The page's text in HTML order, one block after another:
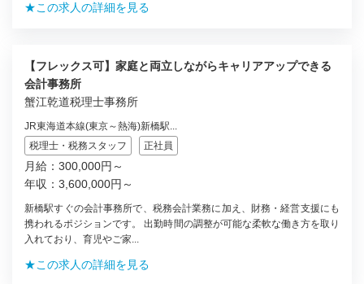
★この求人の詳細を見る
【フレックス可】家庭と両立しながらキャリアアップできる
会計事務所
蟹江乾道税理士事務所
JR東海道本線(東京～熱海)新橋駅...
税理士・税務スタッフ
正社員
月給：300,000円～
年収：3,600,000円～
新橋駅すぐの会計事務所で、税務会計業務に加え、財務・経営支援にも
携われるポジションです。 出勤時間の調整が可能な柔軟な働き方を取り
入れており、育児やご家...
★この求人の詳細を見る